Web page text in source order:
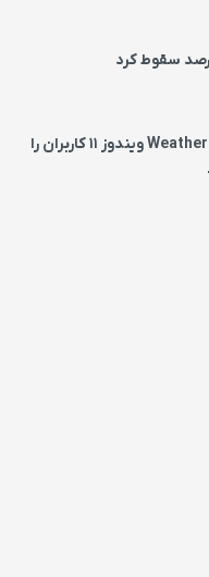
مصرف بالای رم در برنامه Weather ویندوز ۱۱ کاربران را